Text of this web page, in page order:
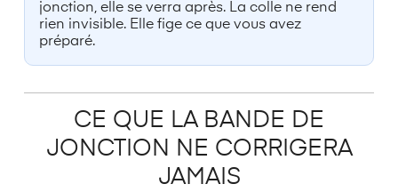
jonction, elle se verra après. La colle ne rend
rien invisible. Elle fige ce que vous avez
préparé.
CE QUE LA BANDE DE
JONCTION NE CORRIGERA
JAMAIS